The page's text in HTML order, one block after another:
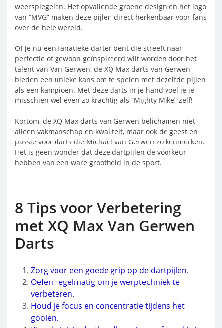
weerspiegelen. Het opvallende groene design en het logo
van “MVG” maken deze pijlen direct herkenbaar voor fans
over de hele wereld.
Of je nu een fanatieke darter bent die streeft naar
perfectie of gewoon geïnspireerd wilt worden door het
talent van Van Gerwen, de XQ Max darts van Gerwen
bieden een unieke kans om te spelen met dezelfde pijlen
als een kampioen. Met deze darts in je hand voel je je
misschien wel even zo krachtig als “Mighty Mike” zelf!
Kortom, de XQ Max darts van Gerwen belichamen niet
alleen vakmanschap en kwaliteit, maar ook de geest en
passie voor darts die Michael van Gerwen zo kenmerken.
Het is geen wonder dat deze dartpijlen de voorkeur
hebben van een ware grootheid in de sport.
8 Tips voor Verbetering
met XQ Max Van Gerwen
Darts
Zorg voor een goede grip op de dartpijlen.
Oefen regelmatig om je werptechniek te
verbeteren.
Houd je focus en concentratie tijdens het
gooien.